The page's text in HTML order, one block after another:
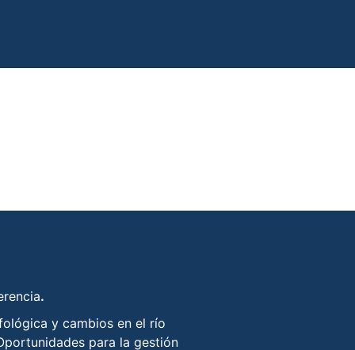
.
y cambios en el río
para la gestión